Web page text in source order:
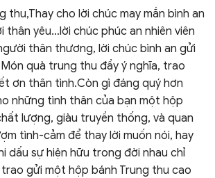
thu,Thay cho lời chúc may mắn bình an
thân yêu…lời chúc phúc an nhiên viên
thân thương, lời chúc bình an gửi
quà trung thu đầy ý nghĩa, trao
ơn thân tình.Còn gì đáng quý hơn
những tình thân của bạn một hộp
lượng, giàu truyền thống, và quan
tình-cảm để thay lời muốn nói, hay
dấu sự hiện hữu trong đời nhau chỉ
gửi một hộp bánh Trung thu cao